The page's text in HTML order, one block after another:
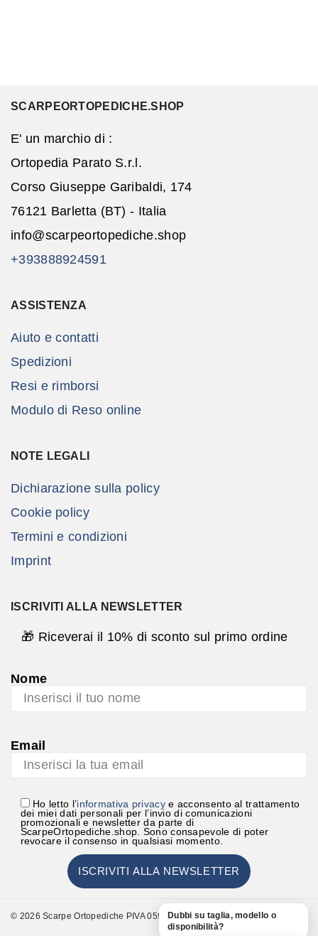
SCARPEORTOPEDICHE.SHOP
E' un marchio di :
Ortopedia Parato S.r.l.
Corso Giuseppe Garibaldi, 174
76121 Barletta (BT) - Italia
info@scarpeortopediche.shop
+393888924591
ASSISTENZA
Aiuto e contatti
Spedizioni
Resi e rimborsi
Modulo di Reso online
NOTE LEGALI
Dichiarazione sulla policy
Cookie policy
Termini e condizioni
Imprint
ISCRIVITI ALLA NEWSLETTER
🎁 Riceverai il 10% di sconto sul primo ordine
Nome
Email
Ho letto l’informativa privacye acconsento al trattamento
dei miei dati personali per l’invio di comunicazioni
promozionali e newsletter da parte di
ScarpeOrtopediche.shop. Sono consapevole di poter
revocare il consenso in qualsiasi momento.
© 2026 Scarpe Ortopediche PIVA 05948000723Dubbi su taglia, modello o
disponibilità?